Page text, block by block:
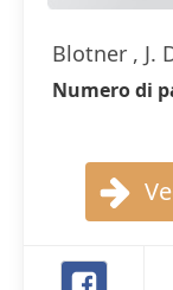
Blotner , J.
Numero di